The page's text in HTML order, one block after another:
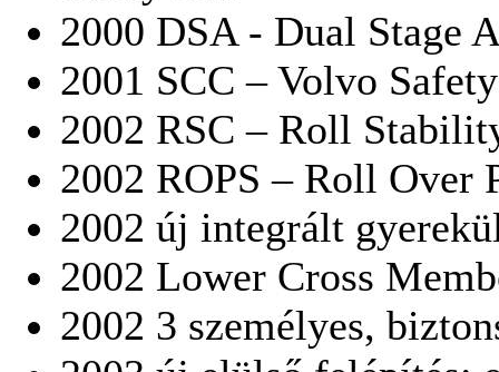
2000 DSA - Dual Stage
2001 SCC – Volvo
2002 RSC – Roll
2002 ROPS – Roll Over
2002 új integrált
2002 Lower Cross
2002 3 személyes,